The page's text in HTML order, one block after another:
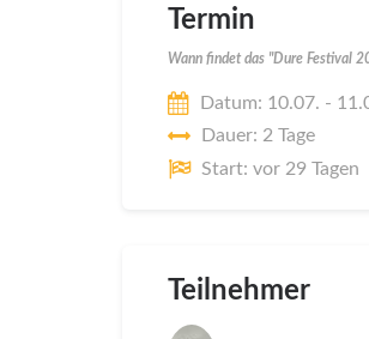
Termin
Wann findet das "Dure Festival
Datum: 10.07. -
Dauer: 2 Tage
Start: vor 29 Tagen
Teilnehmer